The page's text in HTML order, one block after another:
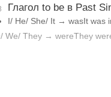
Глагол to be в Past
I/ He/ She/ It → wasIt was
We/ They → wereThey